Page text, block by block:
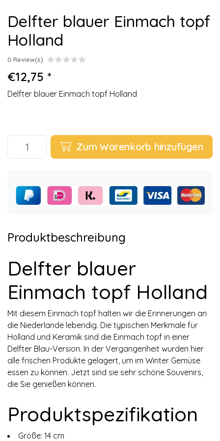
Delfter blauer Einmach topf
Holland
0 Review(s)
€12,75 *
Delfter blauer Einmach topf Holland
Zum Warenkorb hinzufügen
Produktbeschreibung
Delfter blauer
Einmach topf Holland
Mit diesem Einmach topf halten wir die Erinnerungen an
die Niederlande lebendig. Die typischen Merkmale für
Holland und Keramik sind die Einmach topf in einer
Delfter Blau-Version. In der Vergangenheit wurden hier
alle frischen Produkte gelagert, um im Winter Gemüse
essen zu können. Jetzt sind sie sehr schöne Souvenirs,
die Sie genießen können.
Produktspezifikation
Größe: 14 cm